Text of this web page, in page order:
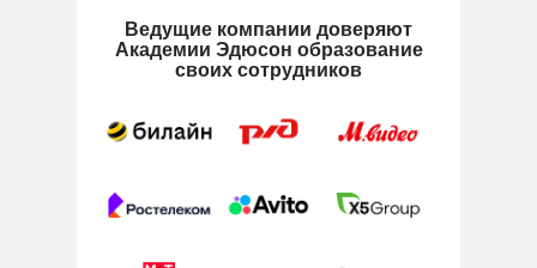
Ведущие компании доверяют
Академии Эдюсон образование
своих сотрудников